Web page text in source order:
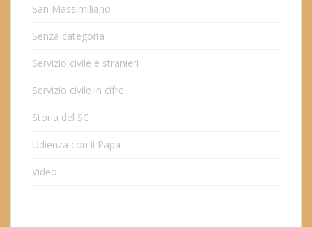
San Massimiliano
Senza categoria
Servizio civile e stranieri
Servizio civile in cifre
Storia del SC
Udienza con il Papa
Video